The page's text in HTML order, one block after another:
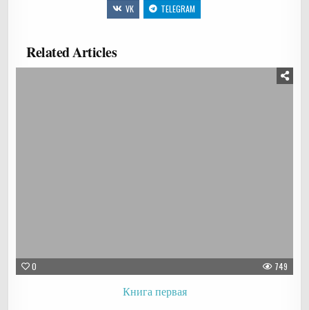
VK TELEGRAM
Related Articles
0 749
Книга первая